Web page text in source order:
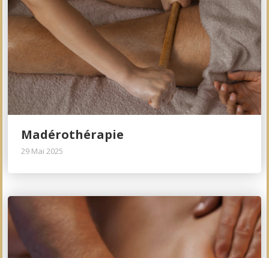
Madérothérapie
29 Mai 2025